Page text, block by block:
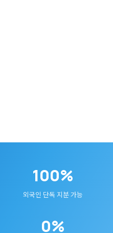
100%
외국인 단독 지분 가능
0%